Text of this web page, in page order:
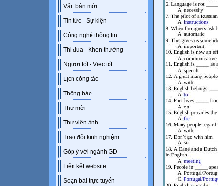
Văn bản mới
Tin tức - Sự kiện
Công nghệ thông tin
Thi đua - Khen thưởng
Người tốt - Việc tốt
Lịch công tác
Thông báo
Thư mời
Thư viện ảnh
Trao đổi kinh nghiệm
Góp ý với ngành GD
Liên kết website
Soạn bài trực tuyến